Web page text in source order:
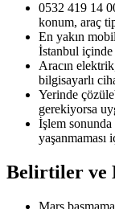
0532 419 14
konum, araç
En yakın
İstanbul
Aracın
bilgisayarlı
Yerinde
gerekiyorsa
İşlem
yaşanmaması
Belirtiler ve
Marş